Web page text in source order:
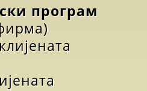
програм